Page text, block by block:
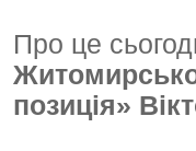
Про це
позиція»